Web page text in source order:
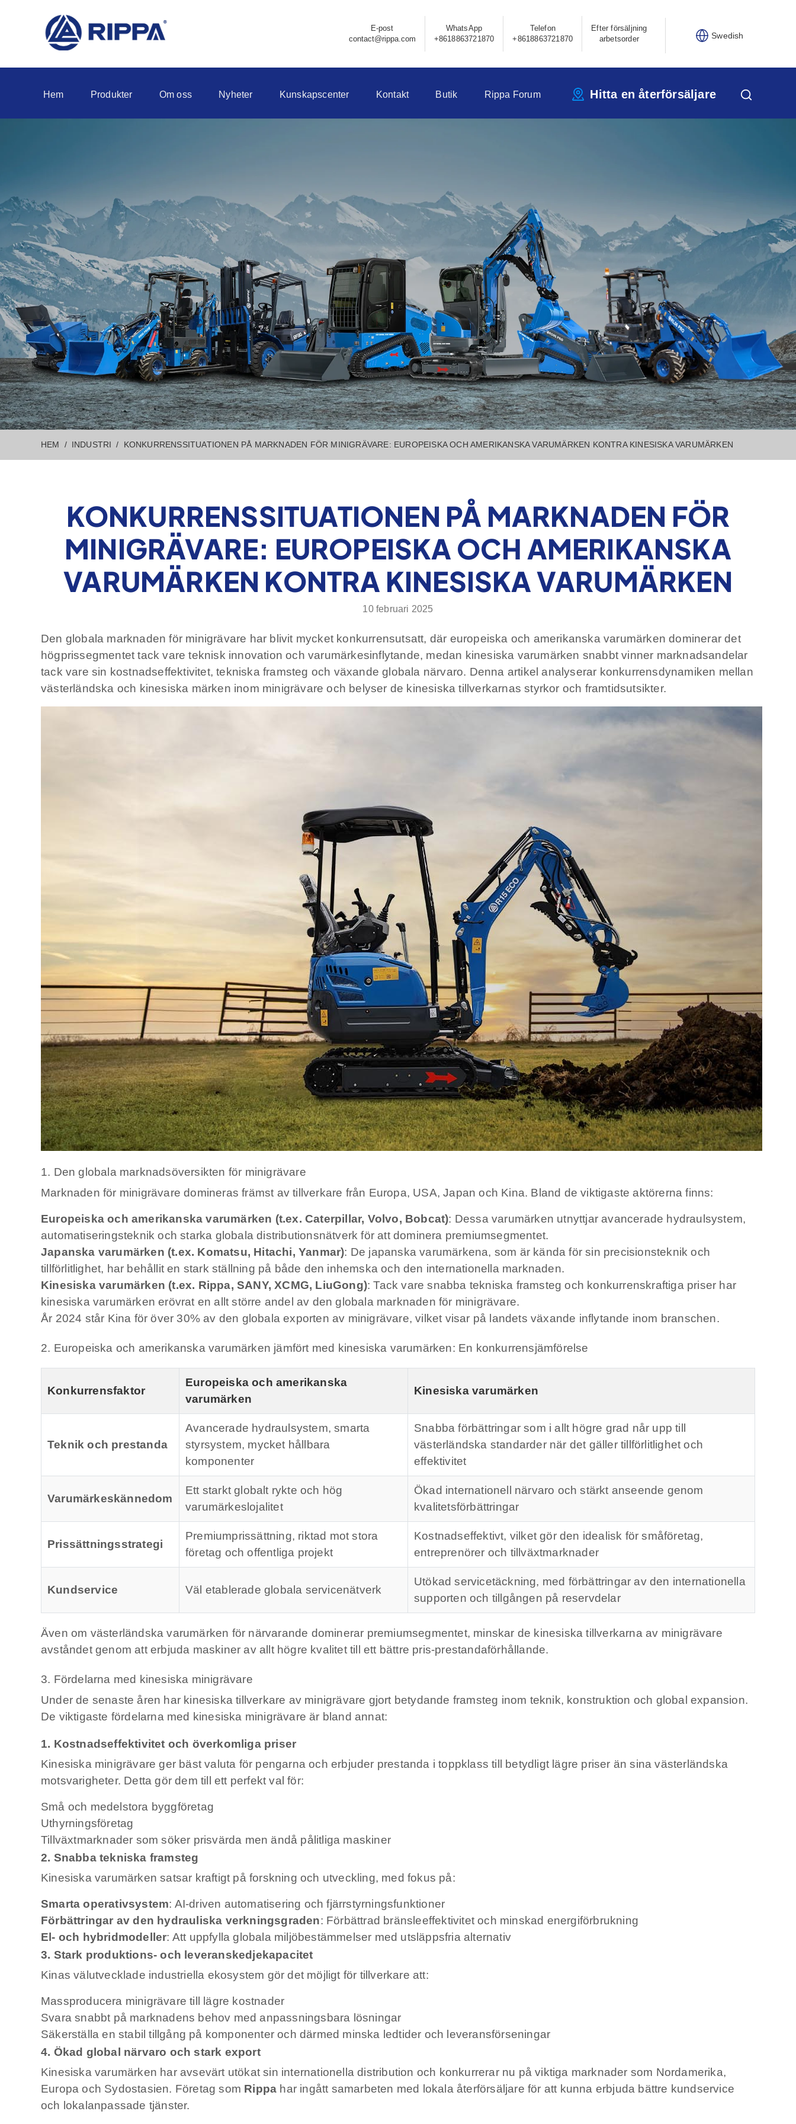
E-post
contact@rippa.com
WhatsApp
+8618863721870
Telefon
+8618863721870
Efter försäljning
arbetsorder
Swedish
Hem Produkter Om oss Nyheter Kunskapscenter Kontakt Butik Rippa Forum Hitta en återförsäljare
HEM INDUSTRI KONKURRENSSITUATIONEN PÅ MARKNADEN FÖR MINIGRÄVARE: EUROPEISKA OCH AMERIKANSKA VARUMÄRKEN KONTRA KINESISKA VARUMÄRKEN
KONKURRENSSITUATIONEN PÅ MARKNADEN FÖR
MINIGRÄVARE: EUROPEISKA OCH AMERIKANSKA
VARUMÄRKEN KONTRA KINESISKA VARUMÄRKEN
10 februari 2025
Den globala marknaden för minigrävare har blivit mycket konkurrensutsatt, där europeiska och amerikanska varumärken dominerar det
högprissegmentet tack vare teknisk innovation och varumärkesinflytande, medan kinesiska varumärken snabbt vinner marknadsandelar
tack vare sin kostnadseffektivitet, tekniska framsteg och växande globala närvaro. Denna artikel analyserar konkurrensdynamiken mellan
västerländska och kinesiska märken inom minigrävare och belyser de kinesiska tillverkarnas styrkor och framtidsutsikter.
1. Den globala marknadsöversikten för minigrävare
Marknaden för minigrävare domineras främst av tillverkare från Europa, USA, Japan och Kina. Bland de viktigaste aktörerna finns:
Europeiska och amerikanska varumärken (t.ex. Caterpillar, Volvo, Bobcat): Dessa varumärken utnyttjar avancerade hydraulsystem,
automatiseringsteknik och starka globala distributionsnätverk för att dominera premiumsegmentet.
Japanska varumärken (t.ex. Komatsu, Hitachi, Yanmar): De japanska varumärkena, som är kända för sin precisionsteknik och
tillförlitlighet, har behållit en stark ställning på både den inhemska och den internationella marknaden.
Kinesiska varumärken (t.ex. Rippa, SANY, XCMG, LiuGong): Tack vare snabba tekniska framsteg och konkurrenskraftiga priser har
kinesiska varumärken erövrat en allt större andel av den globala marknaden för minigrävare.
År 2024 står Kina för över 30% av den globala exporten av minigrävare, vilket visar på landets växande inflytande inom branschen.
2. Europeiska och amerikanska varumärken jämfört med kinesiska varumärken: En konkurrensjämförelse
Konkurrensfaktor
Europeiska och amerikanska
varumärken
Kinesiska varumärken
Teknik och prestanda
Avancerade hydraulsystem, smarta
styrsystem, mycket hållbara
komponenter
Snabba förbättringar som i allt högre grad når upp till
västerländska standarder när det gäller tillförlitlighet och
effektivitet
Varumärkeskännedom
Ett starkt globalt rykte och hög
varumärkeslojalitet
Ökad internationell närvaro och stärkt anseende genom
kvalitetsförbättringar
Prissättningsstrategi
Premiumprissättning, riktad mot stora
företag och offentliga projekt
Kostnadseffektivt, vilket gör den idealisk för småföretag,
entreprenörer och tillväxtmarknader
Kundservice Väl etablerade globala servicenätverk
Utökad servicetäckning, med förbättringar av den internationella
supporten och tillgången på reservdelar
Även om västerländska varumärken för närvarande dominerar premiumsegmentet, minskar de kinesiska tillverkarna av minigrävare
avståndet genom att erbjuda maskiner av allt högre kvalitet till ett bättre pris-prestandaförhållande.
3. Fördelarna med kinesiska minigrävare
Under de senaste åren har kinesiska tillverkare av minigrävare gjort betydande framsteg inom teknik, konstruktion och global expansion.
De viktigaste fördelarna med kinesiska minigrävare är bland annat:
1. Kostnadseffektivitet och överkomliga priser
Kinesiska minigrävare ger bäst valuta för pengarna och erbjuder prestanda i toppklass till betydligt lägre priser än sina västerländska
motsvarigheter. Detta gör dem till ett perfekt val för:
Små och medelstora byggföretag
Uthyrningsföretag
Tillväxtmarknader som söker prisvärda men ändå pålitliga maskiner
2. Snabba tekniska framsteg
Kinesiska varumärken satsar kraftigt på forskning och utveckling, med fokus på:
Smarta operativsystem: AI-driven automatisering och fjärrstyrningsfunktioner
Förbättringar av den hydrauliska verkningsgraden: Förbättrad bränsleeffektivitet och minskad energiförbrukning
El- och hybridmodeller: Att uppfylla globala miljöbestämmelser med utsläppsfria alternativ
3. Stark produktions- och leveranskedjekapacitet
Kinas välutvecklade industriella ekosystem gör det möjligt för tillverkare att:
Massproducera minigrävare till lägre kostnader
Svara snabbt på marknadens behov med anpassningsbara lösningar
Säkerställa en stabil tillgång på komponenter och därmed minska ledtider och leveransförseningar
4. Ökad global närvaro och stark export
Kinesiska varumärken har avsevärt utökat sin internationella distribution och konkurrerar nu på viktiga marknader som Nordamerika,
Europa och Sydostasien. Företag som Rippa har ingått samarbeten med lokala återförsäljare för att kunna erbjuda bättre kundservice
och lokalanpassade tjänster.